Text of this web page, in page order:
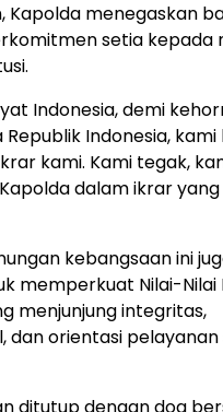
Kapolda menegaskan
setia kepada
Indonesia, demi
Republik Indonesia,
kami. Kami tegak,
dalam ikrar
kebangsaan ini
memperkuat Nilai-Nilai
menjunjung integritas,
dan orientasi